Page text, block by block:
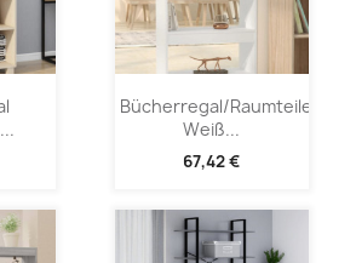
Bücherregal/Raumteiler
Weiß...
67,42 €